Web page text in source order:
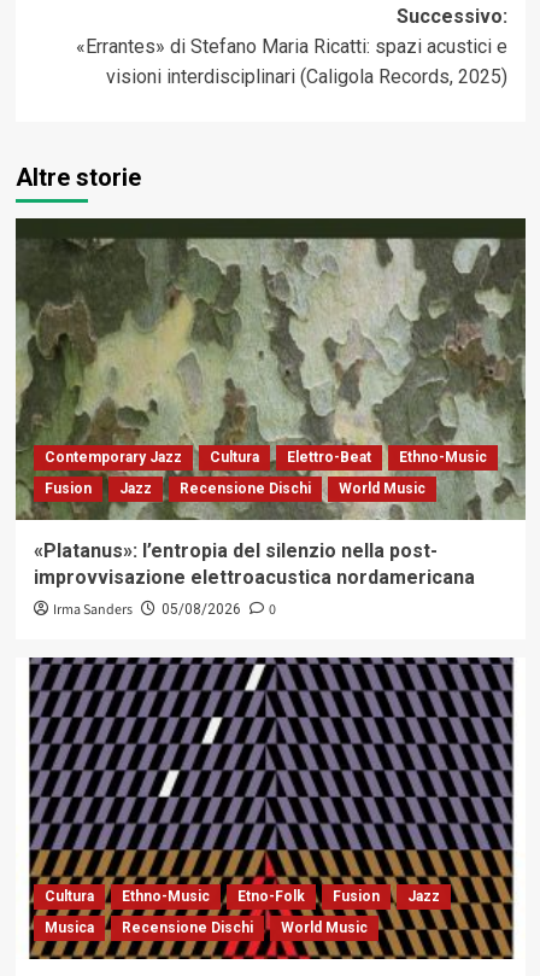
Successivo:
«Errantes» di Stefano Maria Ricatti: spazi acustici e
visioni interdisciplinari (Caligola Records, 2025)
Altre storie
Contemporary Jazz Cultura Elettro-Beat
Ethno-Music
Fusion
Jazz Recensione Dischi World Music
«Platanus»: l’entropia del silenzio nella post-
improvvisazione elettroacustica nordamericana
Irma Sanders 05/08/2026 0
Cultura Ethno-Music Etno-Folk Fusion
Jazz
Musica
Recensione Dischi World Music